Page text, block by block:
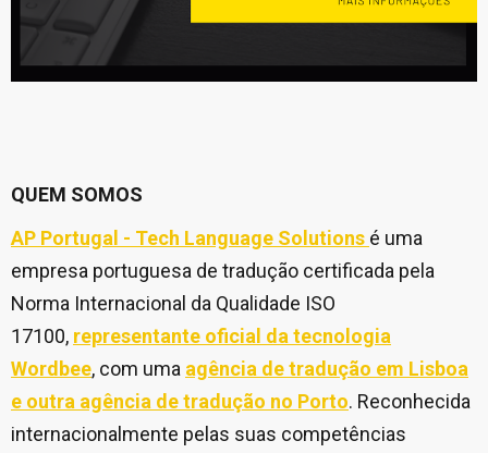
QUEM SOMOS
AP Portugal - Tech Language Solutions é uma
empresa portuguesa de tradução certificada pela
Norma Internacional da Qualidade ISO
17100, representante oficial da tecnologia
Wordbee, com uma agência de tradução em Lisboa
e outra agência de tradução no Porto. Reconhecida
internacionalmente pelas suas competências